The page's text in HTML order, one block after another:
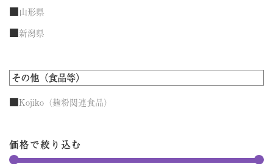
■山形県
■新潟県
その他（食品等）
■Kojiko（麹粉関連食品）
価格で絞り込む